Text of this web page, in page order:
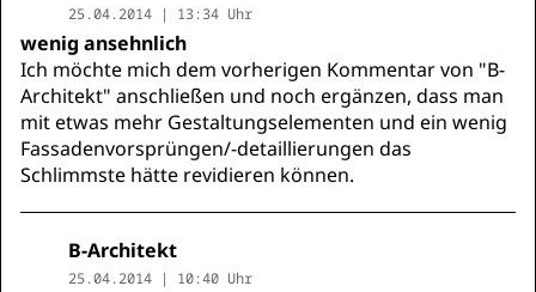
25.04.2014 | 13:34 Uhr
wenig ansehnlich
Ich möchte mich dem vorherigen Kommentar von "B-
Architekt" anschließen und noch ergänzen, dass man
mit etwas mehr Gestaltungselementen und ein wenig
Fassadenvorsprüngen/-detaillierungen das
Schlimmste hätte revidieren können.
B-Architekt
25.04.2014 | 10:40 Uhr